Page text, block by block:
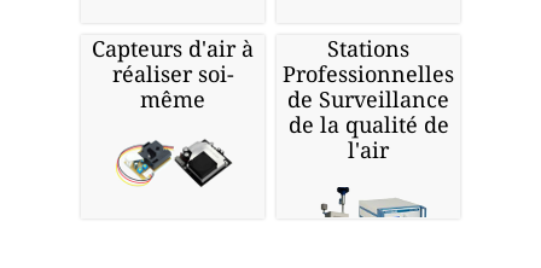
Capteurs d'air à
réaliser soi-
même
Stations
Professionnelles
de Surveillance
de la qualité de
l'air